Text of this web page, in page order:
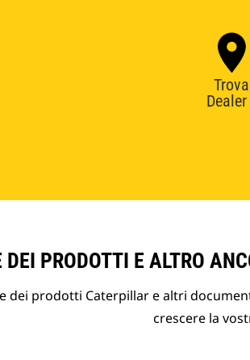
Trova
Dealer
DEI PRODOTTI E ALTRO
dei prodotti Caterpillar e altri
crescere la